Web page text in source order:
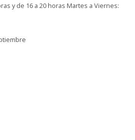
y de 16 a 20 horas Martes a Viernes: